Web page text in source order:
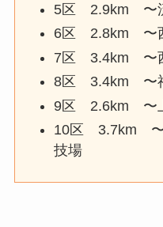
5区 2.9km 〜
6区 2.8km 〜
7区 3.4km 〜
8区 3.4km 〜
9区 2.6km 〜
10区 3.7km 〜
技場